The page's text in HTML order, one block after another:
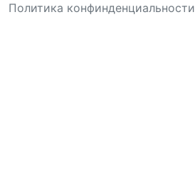
Политика конфинденциальности